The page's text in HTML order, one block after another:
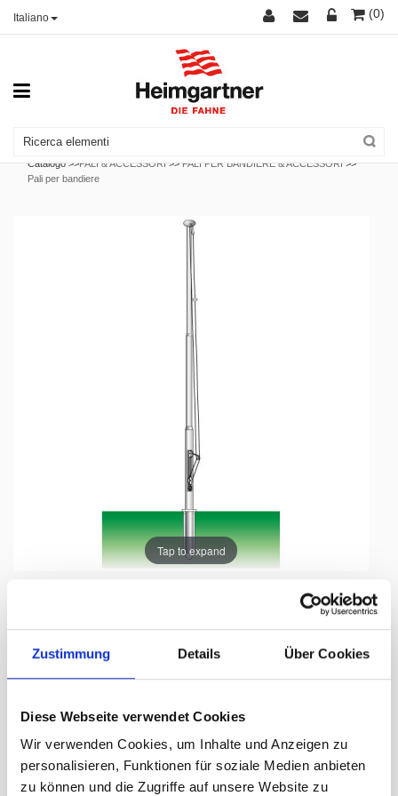
Zustimmung Details Über Cookies
Diese Webseite verwendet Cookies
Wir verwenden Cookies, um Inhalte und Anzeigen zu
personalisieren, Funktionen für soziale Medien anbieten
zu können und die Zugriffe auf unsere Website zu
Italiano (0)
Catalogo >>PALI & ACCESSORI >>PALI PER BANDIERE & ACCESSORI >>
Pali per bandiere
Tap to expand
Palo d'acciaio zincato compreso il
Lunghezza 12.1m, Ø 101/89/76/63
mm